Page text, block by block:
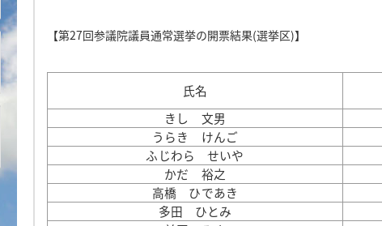
事業者の方へ
定住・移住
【第27回参議院議員通常選挙の開票結果(選挙区)】
氏名
きし 文男
うらき けんご
ふじわら せいや
かだ 裕之
高橋 ひであき
多田 ひとみ